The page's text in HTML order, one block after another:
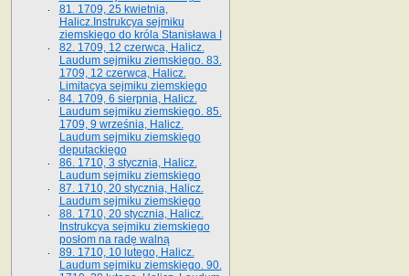
81. 1709, 25 kwietnia,
Halicz.Instrukcya sejmiku
ziemskiego do króla Stanisława I
82. 1709, 12 czerwca, Halicz.
Laudum sejmiku ziemskiego. 83.
1709, 12 czerwca, Halicz.
Limitacya sejmiku ziemskiego
84. 1709, 6 sierpnia, Halicz.
Laudum sejmiku ziemskiego. 85.
1709, 9 września, Halicz.
Laudum sejmiku ziemskiego
deputackiego
86. 1710, 3 stycznia, Halicz.
Laudum sejmiku ziemskiego
87. 1710, 20 stycznia, Halicz.
Laudum sejmiku ziemskiego
88. 1710, 20 stycznia, Halicz.
Instrukcya sejmiku ziemskiego
posłom na radę walną
89. 1710, 10 lutego, Halicz.
Laudum sejmiku ziemskiego. 90.